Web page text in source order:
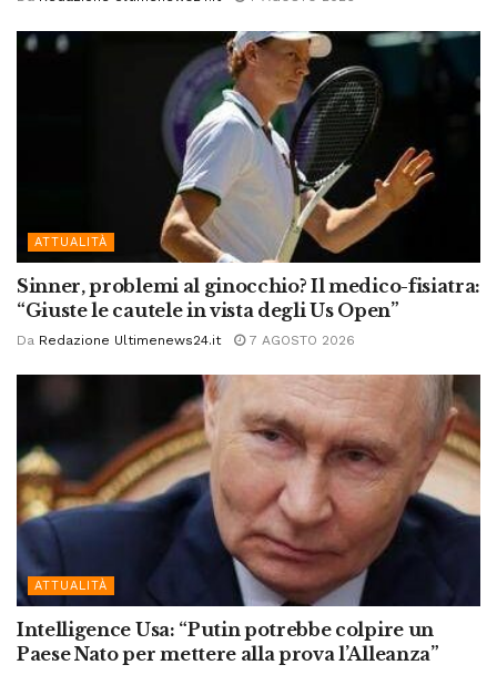
ATTUALITÀ
Sinner, problemi al ginocchio? Il medico-fisiatra:
“Giuste le cautele in vista degli Us Open”
Da Redazione Ultimenews24.it 7 AGOSTO 2026
ATTUALITÀ
Intelligence Usa: “Putin potrebbe colpire un
Paese Nato per mettere alla prova l’Alleanza”